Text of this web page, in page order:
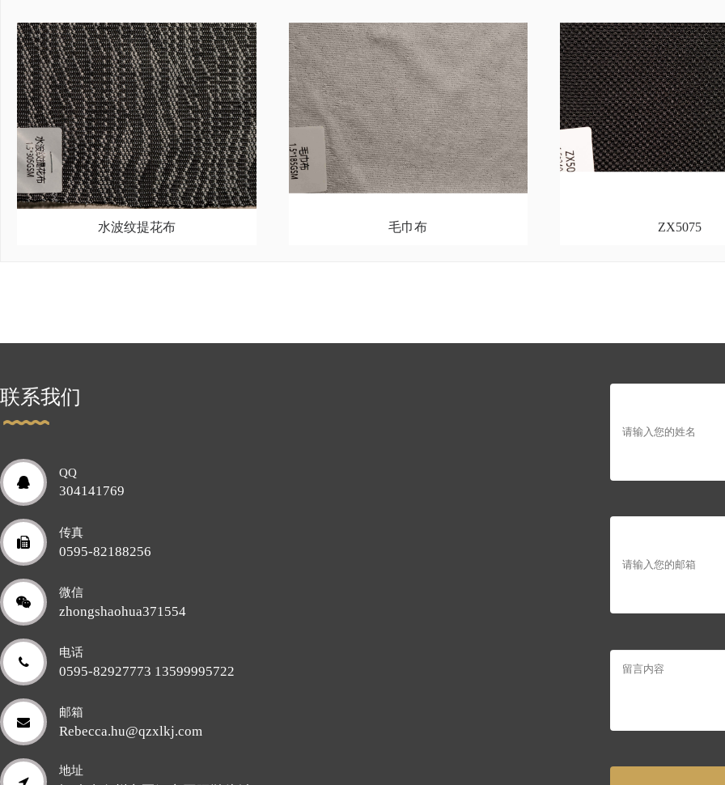
水波纹提花布 毛巾布 ZX5075
联系我们
QQ
304141769
传真
0595-82188256
微信
zhongshaohua371554
电话
0595-82927773 13599995722
邮箱
Rebecca.hu@qzxlkj.com
地址